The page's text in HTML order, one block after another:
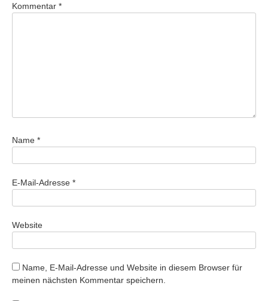
Kommentar *
Name *
E-Mail-Adresse *
Website
Name, E-Mail-Adresse und Website in diesem Browser für
meinen nächsten Kommentar speichern.